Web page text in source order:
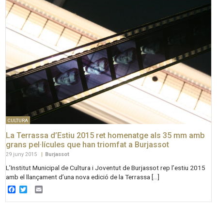
CULTURA
La Terrassa d’Estiu 2015 ret homenatge als 35 mm amb
grans pel·lícules que han triomfat a Burjassot
29 juny 2015 Burjassot
L’Institut Municipal de Cultura i Joventut de Burjassot rep l’estiu 2015
amb el llançament d’una nova edició de la Terrassa […]
Facebook
Twitter